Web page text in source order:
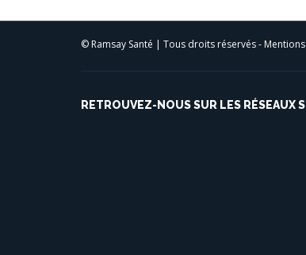
© Ramsay Santé | Tous droits réservés -
RETROUVEZ-NOUS SUR LES RÉSEAUX